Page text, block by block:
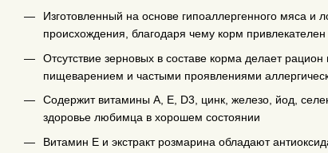
Изготовленный на основе гипоаллергенного мяса и
происхождения, благодаря чему корм
Отсутствие зерновых в составе корма делает
пищеварением и частыми проявлениями
Содержит витамины А, Е, D3, цинк, железо, йод,
здоровье любимца в хорошем состоянии
Витамин Е и экстракт розмарина обладают